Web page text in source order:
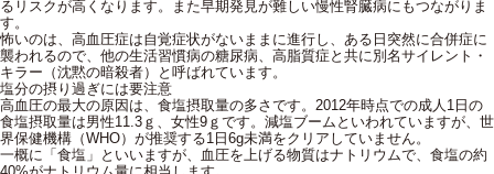
るリスクが高くなります。また早期発見が難しい慢性腎臓病にもつながりま
す。
怖いのは、高血圧症は自覚症状がないままに進行し、ある日突然に合併症に
襲われるので、他の生活習慣病の糖尿病、高脂質症と共に別名サイレント・
キラー（沈黙の暗殺者）と呼ばれています。
塩分の摂り過ぎには要注意
高血圧の最大の原因は、食塩摂取量の多さです。2012年時点での成人1日の
食塩摂取量は男性11.3ｇ、女性9ｇです。減塩ブームといわれていますが、世
界保健機構（WHO）が推奨する1日6g未満をクリアしていません。
一概に「食塩」といいますが、血圧を上げる物質はナトリウムで、食塩の約